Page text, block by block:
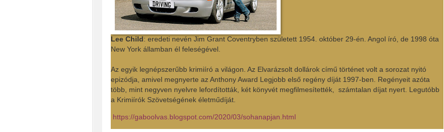
Lee Child : eredeti nevén Jim Grant Coventryben született 1954. október 29-én. Angol író, de 1998 óta
New York államban él feleségével.
Az egyik legnépszerűbb krimiíró a világon. Az Elvarázsolt dollárok című történet volt a sorozat nyitó
epizódja, amivel megnyerte az Anthony Award Legjobb első regény díját 1997-ben. Regényeit azóta
több, mint negyven nyelvre lefordították, két könyvét megfilmesítették, számtalan díjat nyert. Legutóbb
a Krimiírók Szövetségének életműdíját.
https://gaboolvas.blogspot.com/2020/03/sohanapjan.html